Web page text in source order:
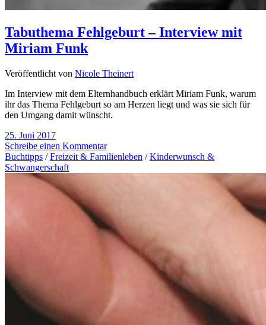
Tabuthema Fehlgeburt – Interview mit
Miriam Funk
Veröffentlicht von Nicole Theinert
Im Interview mit dem Elternhandbuch erklärt Miriam Funk, warum
ihr das Thema Fehlgeburt so am Herzen liegt und was sie sich für
den Umgang damit wünscht.
25. Juni 2017
Schreibe einen Kommentar
Buchtipps /Freizeit & Familienleben /Kinderwunsch &
Schwangerschaft